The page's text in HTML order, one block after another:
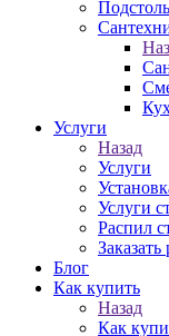
Услуги
Назад
Услуги
Услуги
Распил
Заказать
Блог
Как купить
Назад
Как